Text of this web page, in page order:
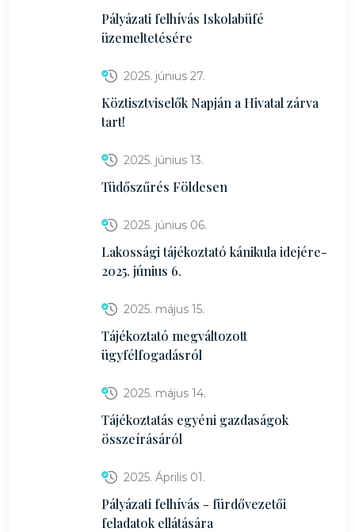
Pályázati felhívás Iskolabüfé
üzemeltetésére
2025. június 27.
Köztisztviselők Napján a Hivatal zárva
tart!
2025. június 13.
Tüdőszűrés Földesen
2025. június 06.
Lakossági tájékoztató kánikula idejére-
2025. június 6.
2025. május 15.
Tájékoztató megváltozott
ügyfélfogadásról
2025. május 14.
Tájékoztatás egyéni gazdaságok
összeírásáról
2025. Április 01.
Pályázati felhívás - fürdővezetői
feladatok ellátására